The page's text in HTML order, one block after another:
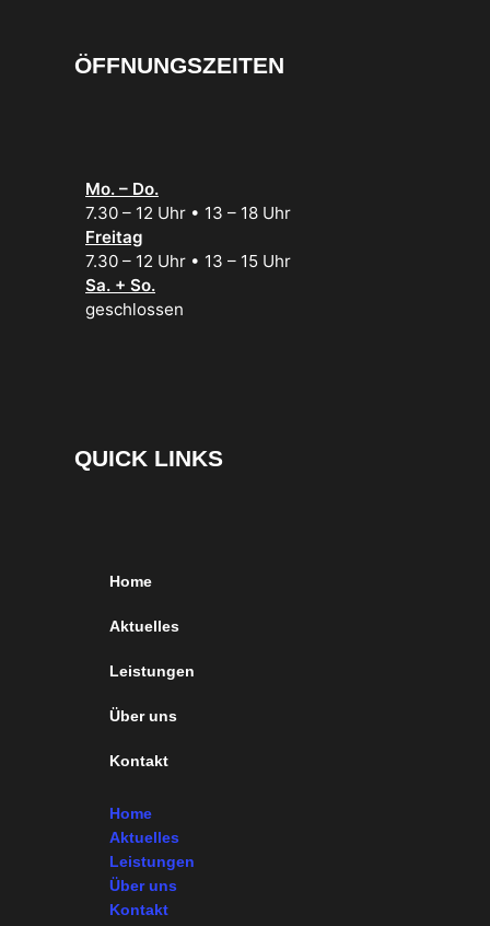
ÖFFNUNGSZEITEN
Mo. – Do.
7.30 – 12 Uhr • 13 – 18 Uhr
Freitag
7.30 – 12 Uhr • 13 – 15 Uhr
Sa. + So.
geschlossen
QUICK LINKS
Home
Aktuelles
Leistungen
Über uns
Kontakt
Home
Aktuelles
Leistungen
Über uns
Kontakt